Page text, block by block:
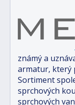
známý a
armatur, který
Sortiment
sprchových
sprchových